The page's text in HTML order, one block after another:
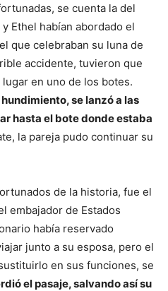
se cuenta la del
Ethel habían abordado el
que celebraban su luna de
accidente, tuvieron que
en uno de los botes.
se lanzó a las
hasta el bote donde estaba
la pareja pudo continuar su
de la historia, fue el
embajador de Estados
había reservado
junto a su esposa, pero el
en sus funciones, se
el pasaje, salvando así su